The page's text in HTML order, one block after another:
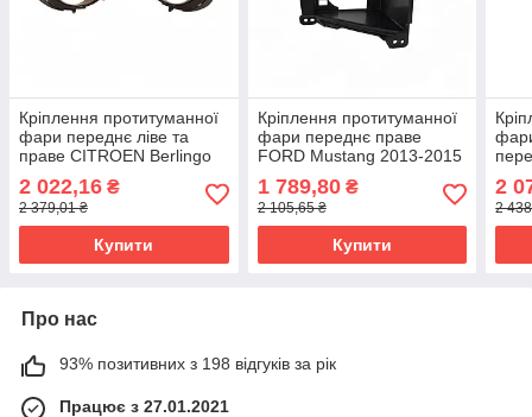
Кріплення протитуманної
фари переднє ліве та
праве CITROEN Berlingo
2 022,16 ₴
2 379,01 ₴
Купити
Кріплення протитуманної
фари переднє праве
FORD Mustang 2013-2015
1 789,80₴
2 105,65 ₴
Купити
2
2
Про нас
93% позитивних з 198 відгуків за рік
Працює з 27.01.2021